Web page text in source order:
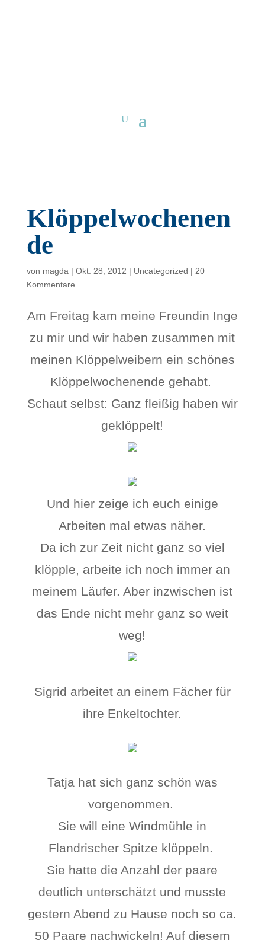
Klöppelwochenen
de
von magda | Okt. 28, 2012 | Uncategorized | 20
Kommentare
Am Freitag kam meine Freundin Inge
zu mir und wir haben zusammen mit
meinen Klöppelweibern ein schönes
Klöppelwochenende gehabt.
Schaut selbst: Ganz fleißig haben wir
geklöppelt!
Und hier zeige ich euch einige
Arbeiten mal etwas näher.
Da ich zur Zeit nicht ganz so viel
klöpple, arbeite ich noch immer an
meinem Läufer. Aber inzwischen ist
das Ende nicht mehr ganz so weit
weg!
Sigrid arbeitet an einem Fächer für
ihre Enkeltochter.
Tatja hat sich ganz schön was
vorgenommen.
Sie will eine Windmühle in
Flandrischer Spitze klöppeln.
Sie hatte die Anzahl der paare
deutlich unterschätzt und musste
gestern Abend zu Hause noch so ca.
50 Paare nachwickeln! Auf diesem